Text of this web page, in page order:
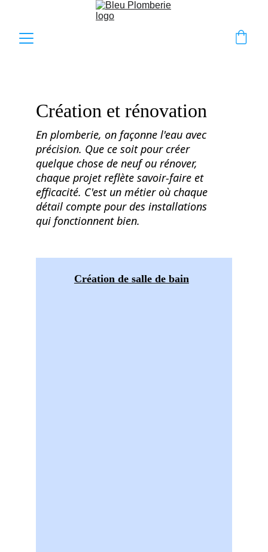
Création et rénovation
Création de salle de bain
En plomberie, on façonne l'eau avec
précision. Que ce soit pour créer
quelque chose de neuf ou rénover,
chaque projet reflète savoir-faire et
efficacité. C'est un métier où chaque
détail compte pour des installations
qui fonctionnent bien.